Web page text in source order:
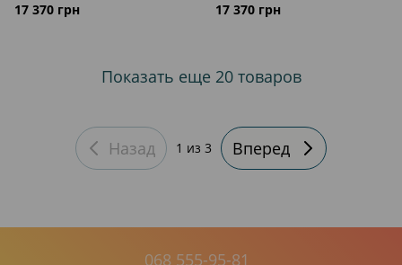
17 370 грн 17 370 грн
Показать еще 20 товаров
Назад 1 из 3 Вперед
068 555-95-81